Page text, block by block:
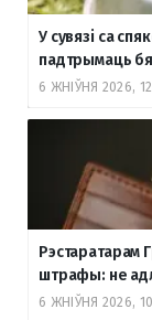
У сувязі са
падтрымаць
6 ЖНІЎНЯ 2026,
Рэстаратарам
штрафы: не
6 ЖНІЎНЯ 2026,